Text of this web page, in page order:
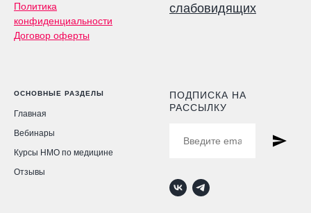
Политика
конфиденциальности
Договор оферты
слабовидящих
ОСНОВНЫЕ РАЗДЕЛЫ
Главная
Вебинары
Курсы НМО по медицине
Отзывы
ПОДПИСКА НА
РАССЫЛКУ